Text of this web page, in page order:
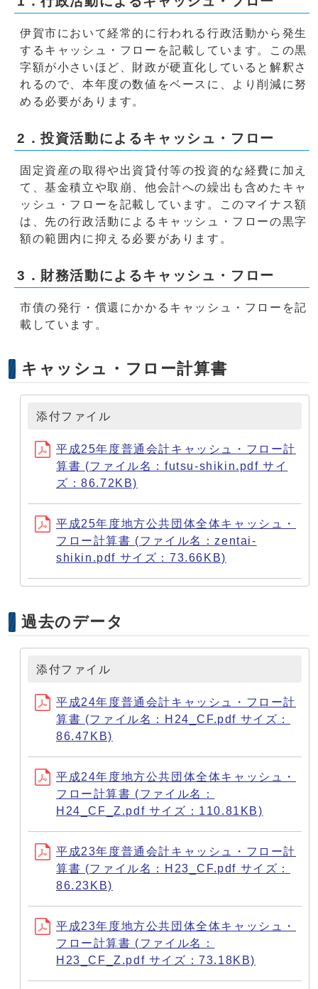
伊賀市において経常的に行われる行政活動から発生
するキャッシュ・フローを記載しています。この黒
字額が小さいほど、財政が硬直化していると解釈さ
れるので、本年度の数値をベースに、より削減に努
める必要があります。
2．投資活動によるキャッシュ・フロー
固定資産の取得や出資貸付等の投資的な経費に加え
て、基金積立や取崩、他会計への繰出も含めたキャ
ッシュ・フローを記載しています。このマイナス額
は、先の行政活動によるキャッシュ・フローの黒字
額の範囲内に抑える必要があります。
3．財務活動によるキャッシュ・フロー
市債の発行・償還にかかるキャッシュ・フローを記
載しています。
キャッシュ・フロー計算書
添付ファイル
平成25年度普通会計キャッシュ・フロー計
算書 (ファイル名：futsu-shikin.pdf サイ
ズ：86.72KB)
平成25年度地方公共団体全体キャッシュ・
フロー計算書 (ファイル名：zentai-
shikin.pdf サイズ：73.66KB)
過去のデータ
添付ファイル
平成24年度普通会計キャッシュ・フロー計
算書 (ファイル名：H24_CF.pdf サイズ：
86.47KB)
平成24年度地方公共団体全体キャッシュ・
フロー計算書 (ファイル名：
H24_CF_Z.pdf サイズ：110.81KB)
平成23年度普通会計キャッシュ・フロー計
算書 (ファイル名：H23_CF.pdf サイズ：
86.23KB)
平成23年度地方公共団体全体キャッシュ・
フロー計算書 (ファイル名：
H23_CF_Z.pdf サイズ：73.18KB)